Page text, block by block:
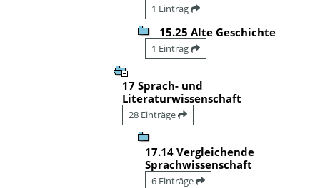
1 Eintrag
15.25 Alte Geschichte
1 Eintrag
17 Sprach- und
Literaturwissenschaft
28 Einträge
17.14 Vergleichende
Sprachwissenschaft
6 Einträge